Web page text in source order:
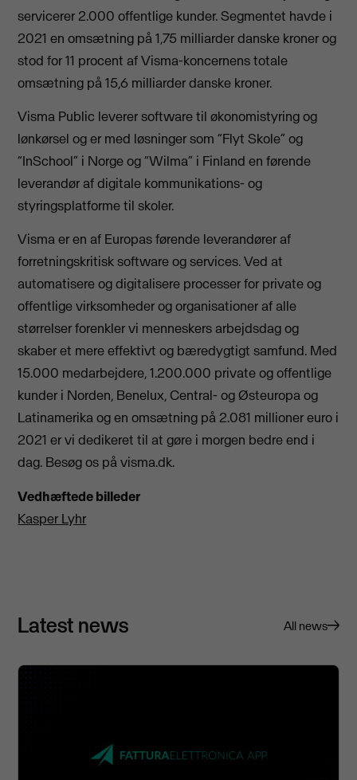
servicerer 2.000 offentlige kunder. Segmentet havde i
2021 en omsætning på 1,75 milliarder danske kroner og
stod for 11 procent af Visma-koncernens totale
omsætning på 15,6 milliarder danske kroner.
Visma Public leverer software til økonomistyring og
lønkørsel og er med løsninger som “Flyt Skole” og
“InSchool” i Norge og “Wilma” i Finland en førende
leverandør af digitale kommunikations- og
styringsplatforme til skoler.
Visma er en af Europas førende leverandører af
forretningskritisk software og services. Ved at
automatisere og digitalisere processer for private og
offentlige virksomheder og organisationer af alle
størrelser forenkler vi menneskers arbejdsdag og
skaber et mere effektivt og bæredygtigt samfund. Med
15.000 medarbejdere, 1.200.000 private og offentlige
kunder i Norden, Benelux, Central- og Østeuropa og
Latinamerika og en omsætning på 2.081 millioner euro i
2021 er vi dedikeret til at gøre i morgen bedre end i
dag. Besøg os på visma.dk.
Vedhæftede billeder
Kasper Lyhr
Latest news All news